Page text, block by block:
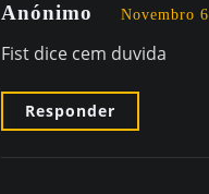
Anónimo Novembro
Fist dice cem duvida
Responder